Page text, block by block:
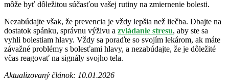
môže byť dôležitou súčasťou vašej rutiny na zmiernenie bolesti.
Nezabúdajte však, že prevencia je vždy lepšia než liečba. Dbajte na
dostatok spánku, správnu výživu a zvládanie stresu, aby ste sa
vyhli bolestiam hlavy. Vždy sa poraďte so svojím lekárom, ak máte
závažné problémy s bolesťami hlavy, a nezabúdajte, že je dôležité
včas reagovať na signály svojho tela.
Aktualizovaný článok: 10.01.2026